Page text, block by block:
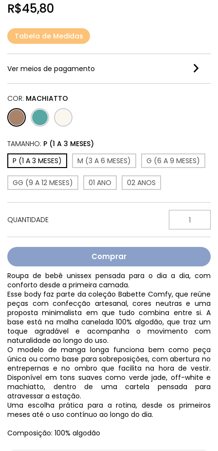
R$45,80
Tabela de Medidas
Ver meios de pagamento
COR: MACHIATTO
TAMANHO: P (1 A 3 MESES)
P (1 A 3 MESES)
M (3 A 6 MESES) G (6 A 9 MESES)
GG (9 A 12 MESES) 01 ANO 02 ANOS
QUANTIDADE
Roupa de bebê unissex pensada para o dia a dia, com
conforto desde a primeira camada.
Esse body faz parte da coleção Babette Comfy, que reúne
peças com confecção artesanal, cores neutras e uma
proposta minimalista em que tudo combina entre si. A
base está na malha canelada 100% algodão, que traz um
toque agradável e acompanha o movimento com
naturalidade ao longo do uso.
O modelo de manga longa funciona bem como peça
única ou como base para sobreposições, com abertura no
entrepernas e no ombro que facilita na hora de vestir.
Disponível em tons suaves como verde jade, off-white e
machiatto, dentro de uma cartela pensada para
atravessar a estação.
Uma escolha prática para a rotina, desde os primeiros
meses até o uso contínuo ao longo do dia.
Composição: 100% algodão